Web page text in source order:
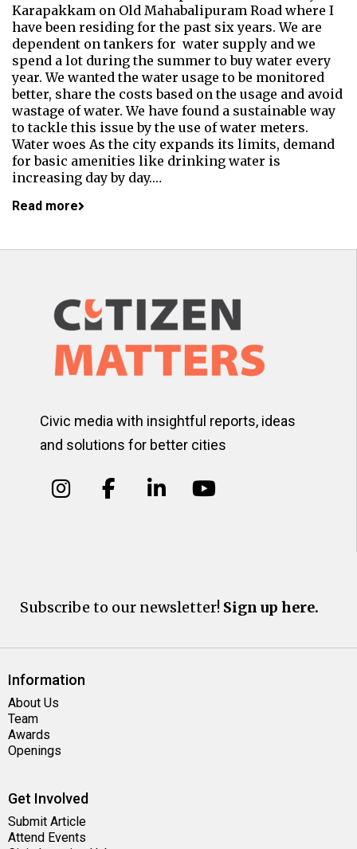
Karapakkam on Old Mahabalipuram Road where I
have been residing for the past six years. We are
dependent on tankers for water supply and we
spend a lot during the summer to buy water every
year. We wanted the water usage to be monitored
better, share the costs based on the usage and avoid
wastage of water. We have found a sustainable way
to tackle this issue by the use of water meters.
Water woes As the city expands its limits, demand
for basic amenities like drinking water is
increasing day by day.…
Read more
Civic media with insightful reports, ideas
and solutions for better cities
Subscribe to our newsletter! Sign up here.
Information
About Us
Team
Awards
Openings
Get Involved
Submit Article
Attend Events